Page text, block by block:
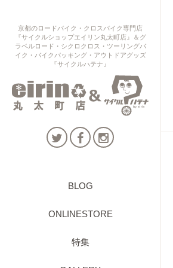
京都のロードバイク・クロスバイク専門店
『サイクルショップエイリン丸太町店』＆グ
ラベルロード・シクロクロス・ツーリングバ
イク・バイクパッキング・アウトドアグッズ
『サイクルハテナ』
BLOG
ONLINESTORE
特集